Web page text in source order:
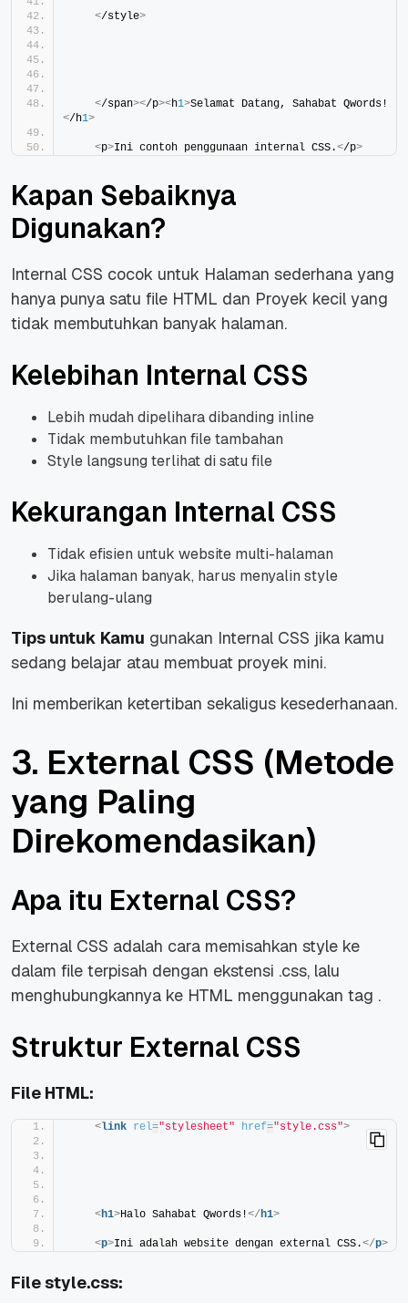
</style>
</span></p><h1>Selamat Datang, Sahabat Qwords!
</h1>
<p>Ini contoh penggunaan internal CSS.</p>
Kapan Sebaiknya
Digunakan?
Internal CSS cocok untuk Halaman sederhana yang
hanya punya satu file HTML dan Proyek kecil yang
tidak membutuhkan banyak halaman.
Kelebihan Internal CSS
Lebih mudah dipelihara dibanding inline
Tidak membutuhkan file tambahan
Style langsung terlihat di satu file
Kekurangan Internal CSS
Tidak efisien untuk website multi-halaman
Jika halaman banyak, harus menyalin style
berulang-ulang
Tips untuk Kamu gunakan Internal CSS jika kamu
sedang belajar atau membuat proyek mini.
Ini memberikan ketertiban sekaligus kesederhanaan.
3. External CSS (Metode
yang Paling
Direkomendasikan)
Apa itu External CSS?
External CSS adalah cara memisahkan style ke
dalam file terpisah dengan ekstensi .css, lalu
menghubungkannya ke HTML menggunakan tag .
Struktur External CSS
File HTML:
<link rel="stylesheet" href="style.css">
<h1>Halo Sahabat Qwords!</h1>
<p>Ini adalah website dengan external CSS.</p>
File style.css: